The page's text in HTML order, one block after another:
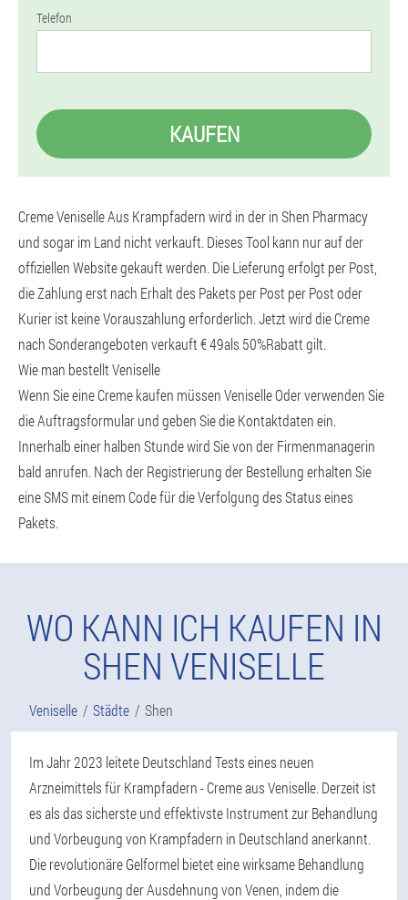
Telefon
KAUFEN
Creme Veniselle Aus Krampfadern wird in der in Shen Pharmacy
und sogar im Land nicht verkauft. Dieses Tool kann nur auf der
offiziellen Website gekauft werden. Die Lieferung erfolgt per Post,
die Zahlung erst nach Erhalt des Pakets per Post per Post oder
Kurier ist keine Vorauszahlung erforderlich. Jetzt wird die Creme
nach Sonderangeboten verkauft € 49als 50%Rabatt gilt.
Wie man bestellt Veniselle
Wenn Sie eine Creme kaufen müssen Veniselle Oder verwenden Sie
die Auftragsformular und geben Sie die Kontaktdaten ein.
Innerhalb einer halben Stunde wird Sie von der Firmenmanagerin
bald anrufen. Nach der Registrierung der Bestellung erhalten Sie
eine SMS mit einem Code für die Verfolgung des Status eines
Pakets.
WO KANN ICH KAUFEN IN
SHEN VENISELLE
Veniselle Städte Shen
Im Jahr 2023 leitete Deutschland Tests eines neuen
Arzneimittels für Krampfadern - Creme aus Veniselle. Derzeit ist
es als das sicherste und effektivste Instrument zur Behandlung
und Vorbeugung von Krampfadern in Deutschland anerkannt.
Die revolutionäre Gelformel bietet eine wirksame Behandlung
und Vorbeugung der Ausdehnung von Venen, indem die